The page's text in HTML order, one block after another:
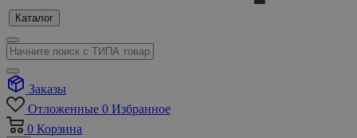
Каталог
Заказы
Отложенные 0 Избранное
0 Корзина